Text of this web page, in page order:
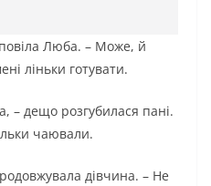
Люба. – Може, й
ліньки готувати.
– дещо розгубилася пані.
чаювали.
дівчина. – Не